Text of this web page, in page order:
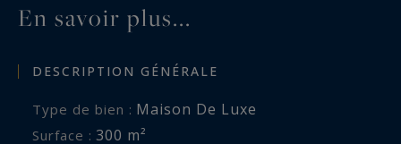
En savoir plus...
DESCRIPTION GÉNÉRALE
Type de bien : Maison De Luxe
Surface : 300 m²